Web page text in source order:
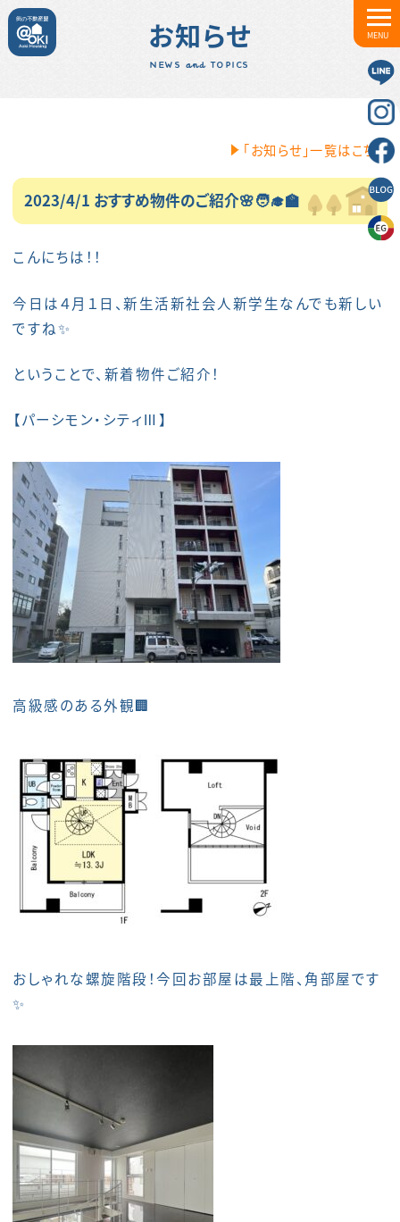
MENU
お知らせ
NEWS and TOPICS
「お知らせ」一覧はこちら
2023/4/1 おすすめ物件のご紹介🌸🧑‍🎓🏫
こんにちは！！
今日は４月１日、新生活新社会人新学生なんでも新しい
ですね✨
ということで、新着物件ご紹介！
【パーシモン・シティⅢ】
高級感のある外観🏢
おしゃれな螺旋階段！今回お部屋は最上階、角部屋です
✨